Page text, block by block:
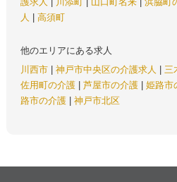
人
高須町
他のエリアにある求人
川西市
神戸市中央区の介護求人 三
佐用町の介護
芦屋市の介護 姫路市
路市の介護
神戸市北区